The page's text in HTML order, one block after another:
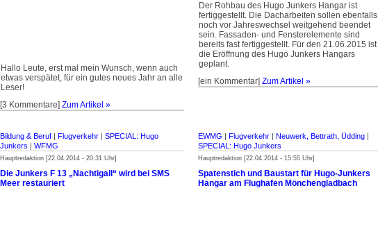
Hallo Leute, erst mal mein Wunsch, wenn auch
etwas verspätet, für ein gutes neues Jahr an alle
Leser!
[3 Kommentare] Zum Artikel »
Der Rohbau des Hugo Junkers Hangar ist
fertiggestellt. Die Dacharbeiten sollen ebenfalls
noch vor Jahreswechsel weit­gehend beendet
sein. Fassaden- und Fensterelemente sind
bereits fast fertig­gestellt. Für den 21.06.2015 ist
die Er­öffnung des Hugo Junkers Hangars
geplant.
[ein Kommentar] Zum Artikel »
Bildung & Beruf | Flugverkehr | SPECIAL: Hugo
Junkers | WFMG
Hauptredaktion [22.04.2014 - 20:31 Uhr]
Die Junkers F 13 „Nachtigall“ wird bei SMS
Meer restauriert
EWMG | Flugverkehr | Neuwerk, Bettrath, Üdding |
SPECIAL: Hugo Junkers
Hauptredaktion [22.04.2014 - 15:55 Uhr]
Spatenstich und Baustart für Hugo-Junkers
Hangar am Flughafen Mönchengladbach